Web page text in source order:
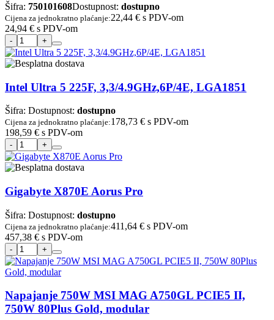
Šifra: 750101608Dostupnost: dostupno
Cijena za jednokratno plaćanje:22,44 € s PDV-om
24,94 € s PDV-om
Intel Ultra 5 225F, 3,3/4.9GHz,6P/4E, LGA1851
Šifra: Dostupnost: dostupno
Cijena za jednokratno plaćanje:178,73 € s PDV-om
198,59 € s PDV-om
Gigabyte X870E Aorus Pro
Šifra: Dostupnost: dostupno
Cijena za jednokratno plaćanje:411,64 € s PDV-om
457,38 € s PDV-om
Napajanje 750W MSI MAG A750GL PCIE5 II,
750W 80Plus Gold, modular